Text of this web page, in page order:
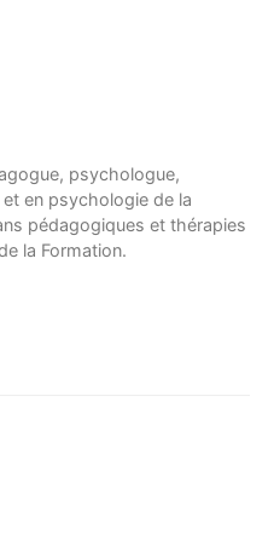
psychologue,
en psychologie de la
pédagogiques et thérapies
la Formation.